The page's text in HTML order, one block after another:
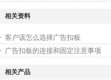
相关资料
客户该怎么选择广告扣板
广告扣板的连接和固定注意事项
相关产品